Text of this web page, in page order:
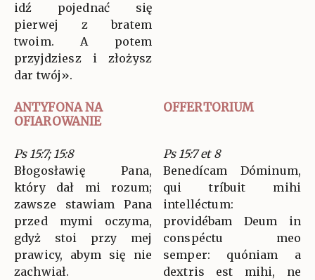
idź pojednać się
pierwej z bratem
twoim. A potem
przyjdziesz i złożysz
dar twój».
ANTYFONA NA
OFIAROWANIE
OFFERTORIUM
Ps 15:7; 15:8
Błogosławię Pana,
który dał mi rozum;
zawsze stawiam Pana
przed mymi oczyma,
gdyż stoi przy mej
prawicy, abym się nie
zachwiał.
Ps 15:7 et 8
Benedícam Dóminum,
qui tríbuit mihi
intelléctum:
providébam Deum in
conspéctu meo
semper: quóniam a
dextris est mihi, ne